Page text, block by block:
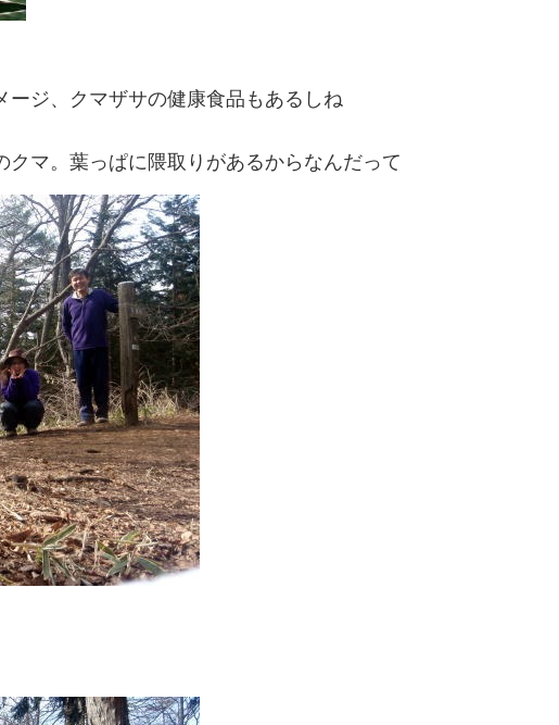
ジ、クマザサの健康食品もあるしね
マ。葉っぱに隈取りがあるからなんだって